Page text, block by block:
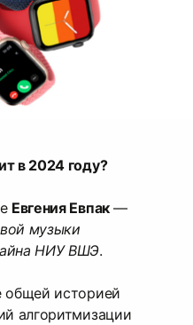
в 2024 году?
Евгения Евпак —
музыки
НИУ ВШЭ.
общей историей
алгоритмизации